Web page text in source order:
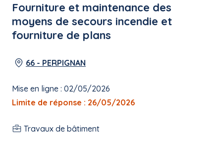
Fourniture et maintenance des
moyens de secours incendie et
fourniture de plans
66 - PERPIGNAN
Mise en ligne : 02/05/2026
Limite de réponse : 26/05/2026
Travaux de bâtiment